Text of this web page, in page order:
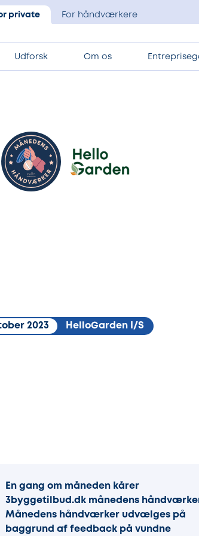
private For håndværkere
Udforsk Om os
2023 HelloGarden I/S
En gang om måneden kårer
3byggetilbud.dk månedens
Månedens håndværker udvælges på
baggrund af feedback på vundne